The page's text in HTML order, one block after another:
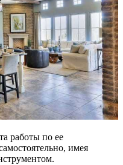
работы по ее
имея